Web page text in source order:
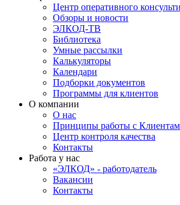
Центр оперативного
Обзоры и новости
ЭЛКОД-ТВ
Библиотека
Умные рассылки
Калькуляторы
Календари
Подборки документов
Программы для клиентов
О компании
О нас
Принципы работы с
Центр контроля качества
Контакты
Работа у нас
«ЭЛКОД» - работодатель
Вакансии
Контакты